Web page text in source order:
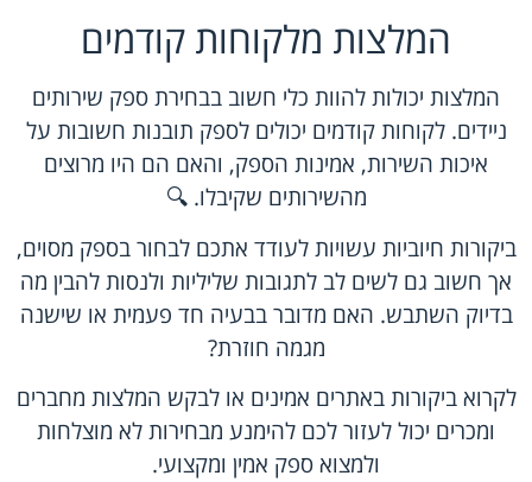
המלצות מלקוחות קודמים
המלצות יכולות להוות כלי חשוב בבחירת ספק שירותים
ניידים. לקוחות קודמים יכולים לספק תובנות חשובות על
איכות השירות, אמינות הספק, והאם הם היו מרוצים
מהשירותים שקיבלו. 🔍
ביקורות חיוביות עשויות לעודד אתכם לבחור בספק מסוים,
אך חשוב גם לשים לב לתגובות שליליות ולנסות להבין מה
בדיוק השתבש. האם מדובר בבעיה חד פעמית או שישנה
מגמה חוזרת?
לקרוא ביקורות באתרים אמינים או לבקש המלצות מחברים
ומכרים יכול לעזור לכם להימנע מבחירות לא מוצלחות
ולמצוא ספק אמין ומקצועי.